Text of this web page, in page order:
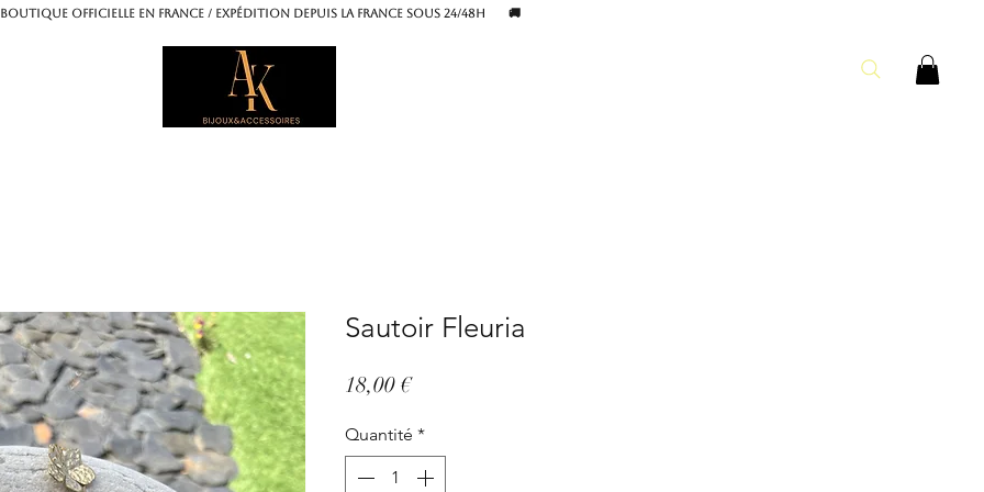
OFFICIELLE EN FRANCE / Expédition depuis la France sous 24/48h 🚚
Sautoir Fleuria
18,00 €Prix
Quantité *